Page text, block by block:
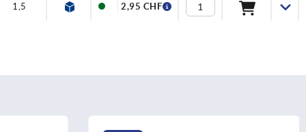
1,5 2,95 CHF